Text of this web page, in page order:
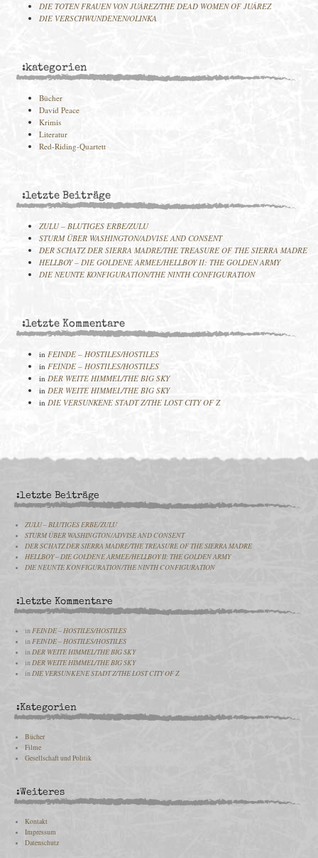
DIE TOTEN FRAUEN VON JUÁREZ/THE DEAD WOMEN OF JUÁREZ
DIE VERSCHWUNDENEN/OLINKA
:kategorien
Bücher
David Peace
Krimis
Literatur
Red-Riding-Quartett
:letzte Beiträge
ZULU – BLUTIGES ERBE/ZULU
STURM ÜBER WASHINGTON/ADVISE AND CONSENT
DER SCHATZ DER SIERRA MADRE/THE TREASURE OF THE SIERRA MADRE
HELLBOY – DIE GOLDENE ARMEE/HELLBOY II: THE GOLDEN ARMY
DIE NEUNTE KONFIGURATION/THE NINTH CONFIGURATION
:letzte Kommentare
in FEINDE – HOSTILES/HOSTILES
in FEINDE – HOSTILES/HOSTILES
in DER WEITE HIMMEL/THE BIG SKY
in DER WEITE HIMMEL/THE BIG SKY
in DIE VERSUNKENE STADT Z/THE LOST CITY OF Z
:letzte Beiträge
ZULU – BLUTIGES ERBE/ZULU
STURM ÜBER WASHINGTON/ADVISE AND CONSENT
DER SCHATZ DER SIERRA MADRE/THE TREASURE OF THE SIERRA MADRE
HELLBOY – DIE GOLDENE ARMEE/HELLBOY II: THE GOLDEN ARMY
DIE NEUNTE KONFIGURATION/THE NINTH CONFIGURATION
:letzte Kommentare
inFEINDE – HOSTILES/HOSTILES
inFEINDE – HOSTILES/HOSTILES
inDER WEITE HIMMEL/THE BIG SKY
in DER WEITE HIMMEL/THE BIG SKY
inDIE VERSUNKENE STADT Z/THE LOST CITY OF Z
:Kategorien
Bücher
Filme
Gesellschaft und Politik
:Weiteres
Kontakt
Impressum
Datenschutz